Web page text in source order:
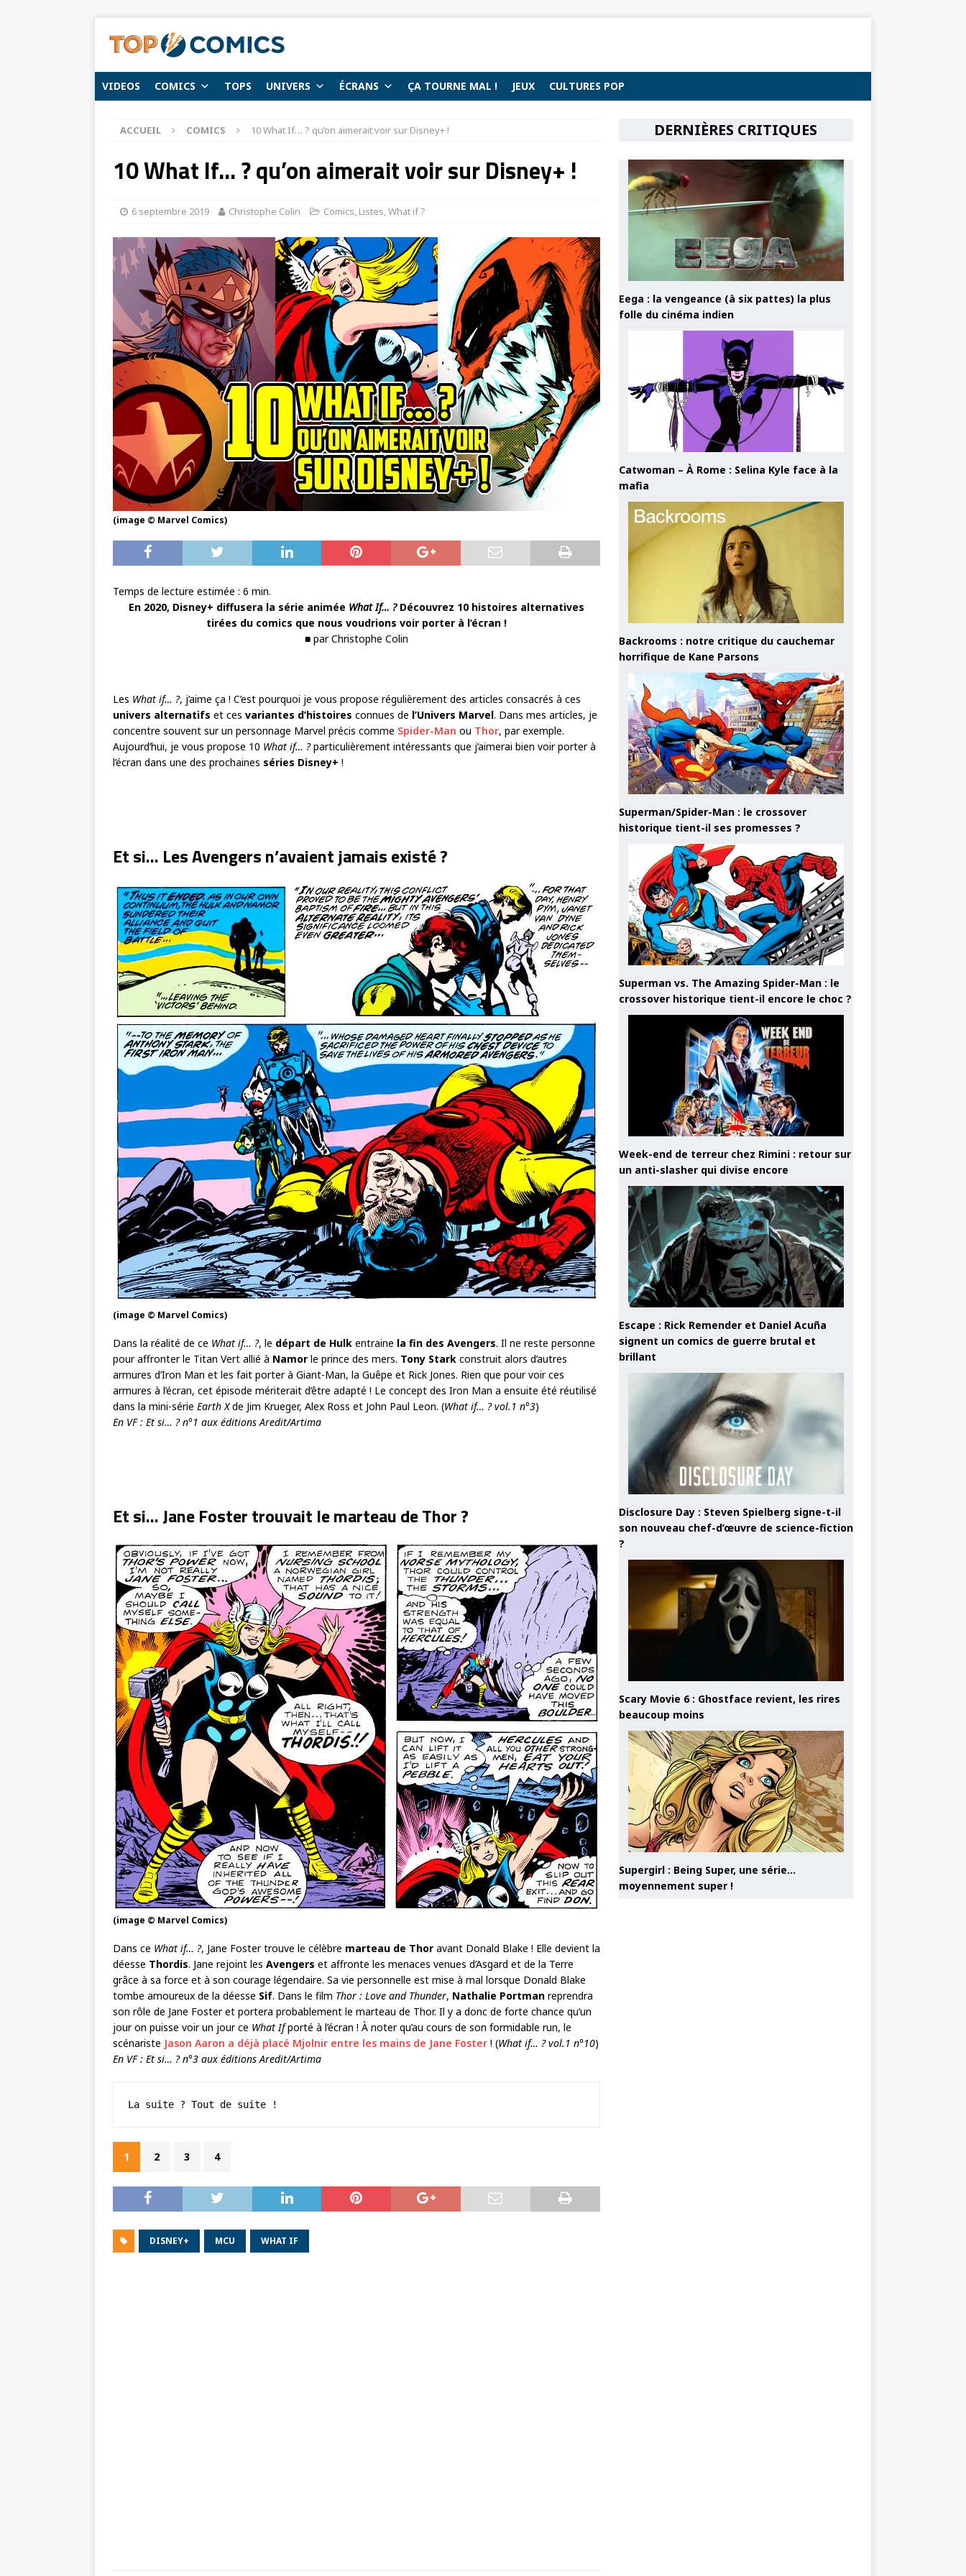
VIDEOS COMICS TOPS UNIVERS ÉCRANS ÇA TOURNE MAL ! JEUX CULTURES POP
ACCUEIL COMICS 10 What If… ? qu’on aimerait voir sur Disney+ !
10 What If… ? qu’on aimerait voir sur Disney+ !
6 septembre 2019 Christophe Colin Comics, Listes,What if ?
(image © Marvel Comics)
Temps de lecture estimée : 6 min.
En 2020, Disney+ diffusera la série animée What If… ?Découvrez 10 histoires alternatives
tirées du comics que nous voudrions voir porter à l’écran !
■ par Christophe Colin
Les What if… ?, j’aime ça ! C’est pourquoi je vous propose régulièrement des articles consacrés à ces
univers alternatifs et ces variantes d’histoires connues de l’Univers Marvel. Dans mes articles, je
concentre souvent sur un personnage Marvel précis comme Spider-Man ou Thor, par exemple.
Aujourd’hui, je vous propose 10 What if… ?particulièrement intéressants que j’aimerai bien voir porter à
l’écran dans une des prochaines séries Disney+ !
Et si… Les Avengers n’avaient jamais existé ?
(image © Marvel Comics)
Dans la réalité de ce What if… ?, le départ de Hulk entraine la fin des Avengers. Il ne reste personne
pour affronter le Titan Vert allié à Namor le prince des mers. Tony Stark construit alors d’autres
armures d’Iron Man et les fait porter à Giant-Man, la Guêpe et Rick Jones. Rien que pour voir ces
armures à l’écran, cet épisode mériterait d’être adapté ! Le concept des Iron Man a ensuite été réutilisé
dans la mini-série Earth Xde Jim Krueger, Alex Ross et John Paul Leon. (What if… ? vol.1 n°3)
En VF : Et si… ? n°1 aux éditions Aredit/Artima
Et si… Jane Foster trouvait le marteau de Thor ?
(image © Marvel Comics)
Dans ce What if… ?, Jane Foster trouve le célèbre marteau de Thor avant Donald Blake ! Elle devient la
déesse Thordis. Jane rejoint les Avengers et affronte les menaces venues d’Asgard et de la Terre
grâce à sa force et à son courage légendaire. Sa vie personnelle est mise à mal lorsque Donald Blake
tombe amoureux de la déesse Sif. Dans le film Thor : Love and Thunder, Nathalie Portman reprendra
son rôle de Jane Foster et portera probablement le marteau de Thor. Il y a donc de forte chance qu’un
jour on puisse voir un jour ce What Ifporté à l’écran ! À noter qu’au cours de son formidable run, le
scénariste Jason Aaron a déjà placé Mjolnir entre les mains de Jane Foster ! (What if… ? vol.1 n°10)
En VF : Et si… ? n°3 aux éditions Aredit/Artima
La suite ? Tout de suite !
1 2 3 4
DISNEY+ MCU WHAT IF
DERNIÈRES CRITIQUES
Eega : la vengeance (à six pattes) la plus
folle du cinéma indien
Catwoman – À Rome : Selina Kyle face à la
mafia
Backrooms : notre critique du cauchemar
horrifique de Kane Parsons
Superman/Spider-Man : le crossover
historique tient-il ses promesses ?
Superman vs. The Amazing Spider-Man : le
crossover historique tient-il encore le choc ?
Week-end de terreur chez Rimini : retour sur
un anti-slasher qui divise encore
Escape : Rick Remender et Daniel Acuña
signent un comics de guerre brutal et
brillant
Disclosure Day : Steven Spielberg signe-t-il
son nouveau chef-d’œuvre de science-fiction
?
Scary Movie 6 : Ghostface revient, les rires
beaucoup moins
Supergirl : Being Super, une série…
moyennement super !